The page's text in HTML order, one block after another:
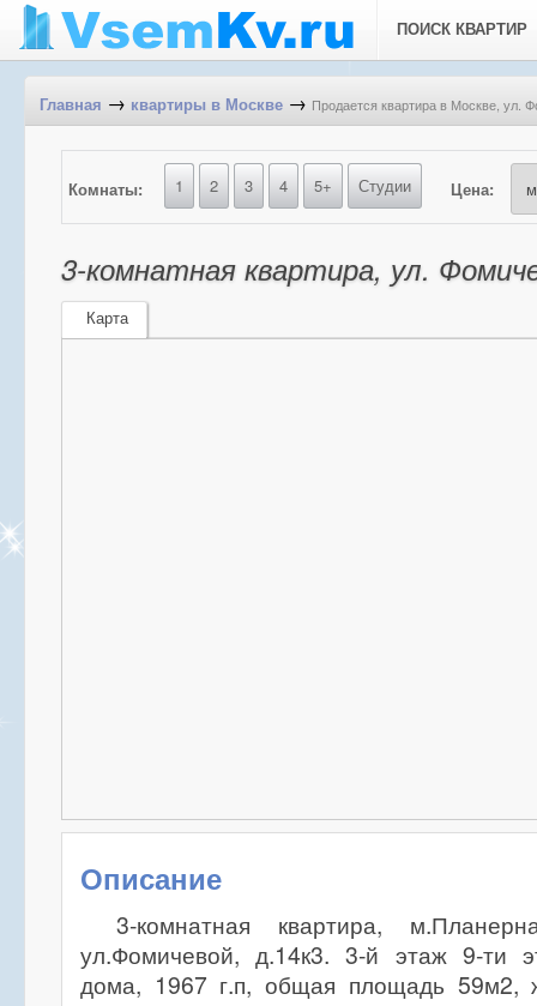
ПОИСК КВАРТИР
Главная → квартиры в Москве → Продается квартира в Москве, ул.
Комнаты: 1 2 3 4 5+ Студии Цена:
3-комнатная квартира, ул.
Карта
Описание
3-комнатная квартира,
ул.Фомичевой, д.14к3. 3-й этаж 9-ти
дома, 1967 г.п, общая площадь 59м2,